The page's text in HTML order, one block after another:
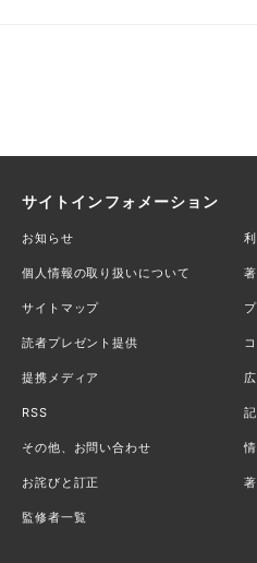
サイトインフォメーション
お知らせ
個人情報の取り扱いについて
サイトマップ
読者プレゼント提供
提携メディア
RSS
その他、お問い合わせ
お詫びと訂正
監修者一覧